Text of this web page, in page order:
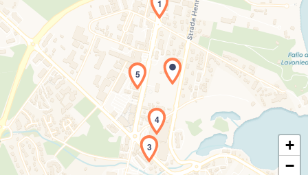
Chargement de la carte en cours...
1
3
4
5
+
−